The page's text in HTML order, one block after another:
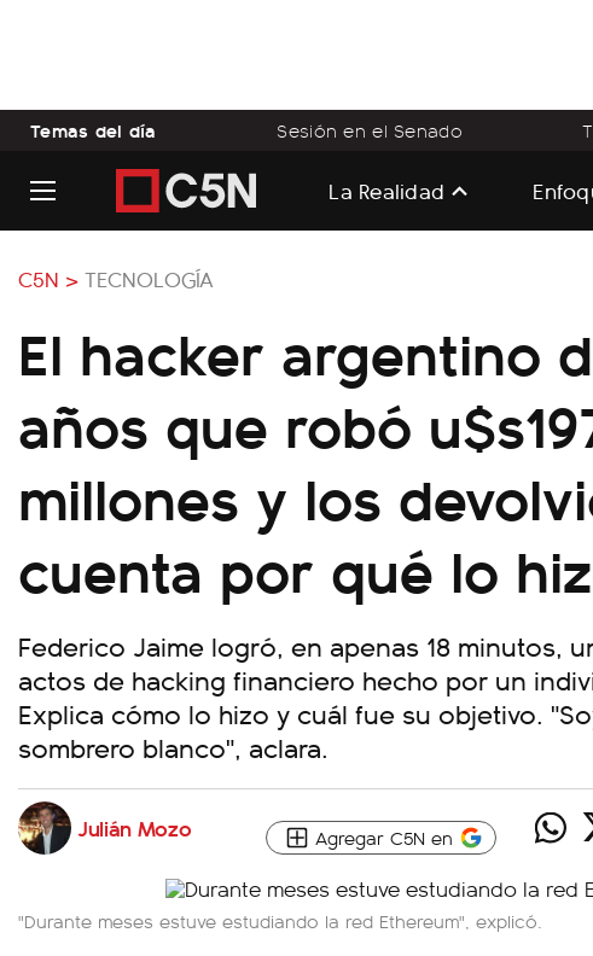
Temas del día Sesión en el Senado
La Realidad
C5N > TECNOLOGÍA
El hacker argentino
años que robó
millones y los
cuenta por qué lo
Federico Jaime logró, en apenas 18 minutos,
actos de hacking financiero hecho por un
Explica cómo lo hizo y cuál fue su objetivo.
sombrero blanco", aclara.
Julián Mozo Agregar C5N en
"Durante meses estuve estudiando la red Ethereum", explicó.